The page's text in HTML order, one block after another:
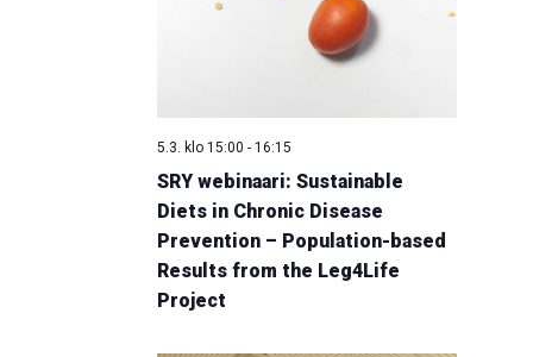
SRY webinaari: Sustainable
Diets in Chronic Disease
Prevention – Population-based
Results from the Leg4Life
Project
5.3. klo 15:00 - 16:15